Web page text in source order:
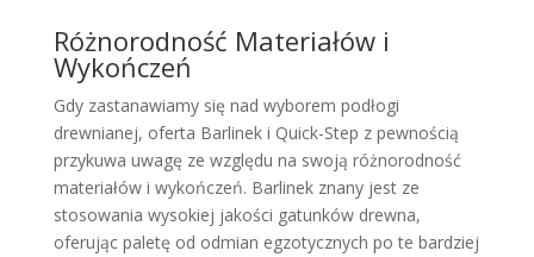
Różnorodność Materiałów i
Wykończeń
Gdy zastanawiamy się nad wyborem podłogi
drewnianej, oferta Barlinek i Quick-Step z pewnością
przykuwa uwagę ze względu na swoją różnorodność
materiałów i wykończeń. Barlinek znany jest ze
stosowania wysokiej jakości gatunków drewna,
oferując paletę od odmian egzotycznych po te bardziej